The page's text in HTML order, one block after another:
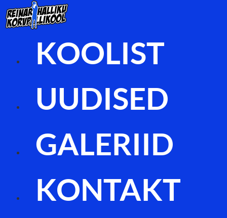
Liigu
sisu
juurde
KOOLIST
UUDISED
GALERIID
KONTAKT